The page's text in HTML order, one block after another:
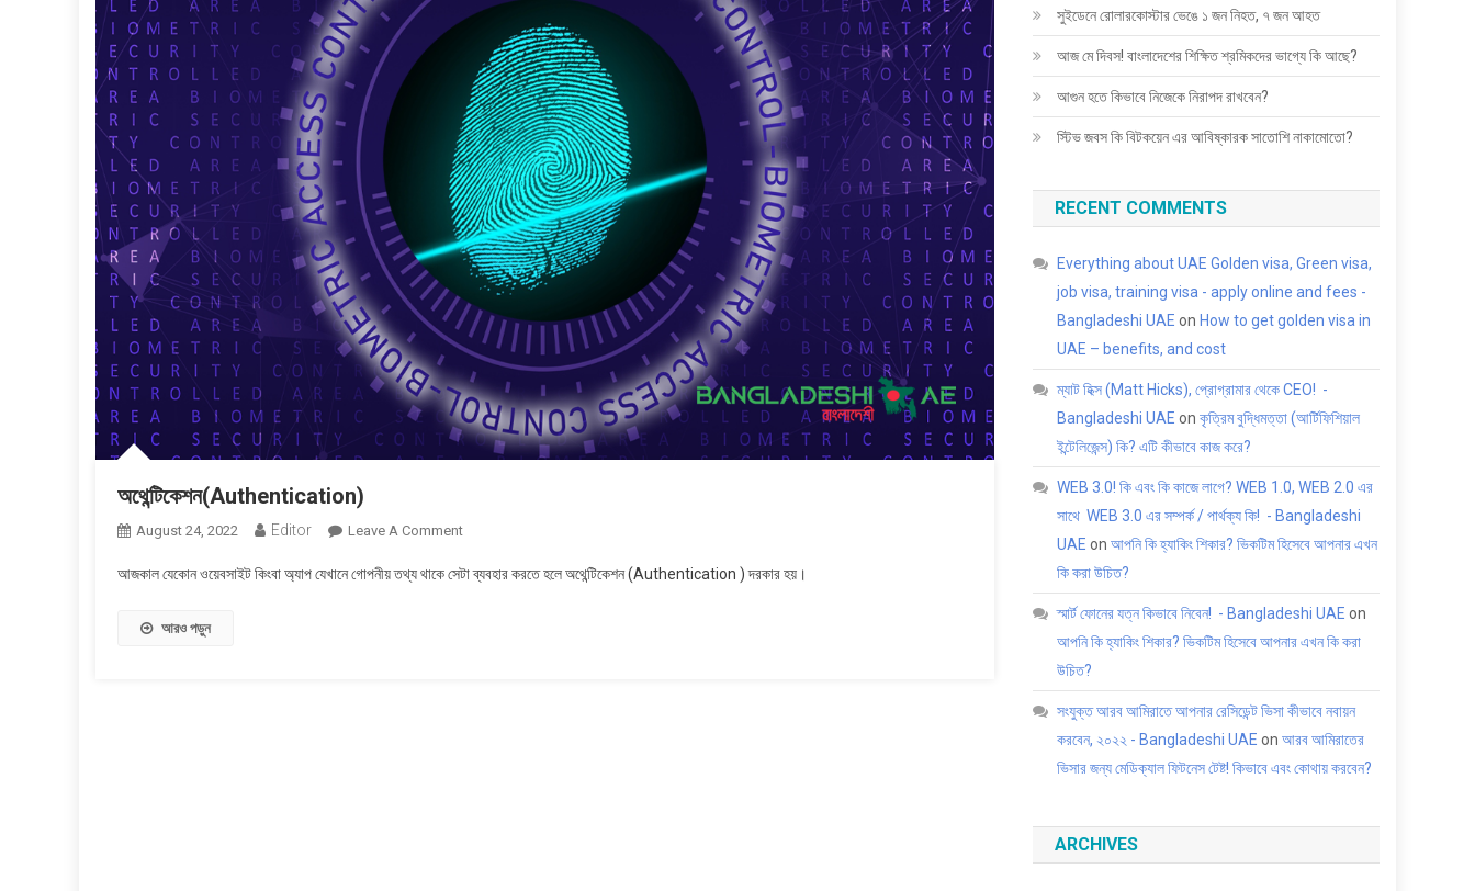
অথেন্টিকেশন(Authentication)
August 24, 2022 Editor Leave A CommentOn
আজকাল যেকোন ওয়েবসাইট কিংবা অ্যাপ যেখানে গোপনীয় তথ্য থাকে সেটা ব্যবহার করতে হলে অথেন্টিকেশন (Authentication ) দরকার হয়।
আরও পড়ুন
সুইডেনে রোলারকোস্টার ভেঙে ১ জন নিহত, ৭ জন আহত
আজ মে দিবস! বাংলাদেশের শিক্ষিত শ্রমিকদের ভাগ্যে কি আছে?
আগুন হতে কিভাবে নিজেকে নিরাপদ রাখবেন?
স্টিভ জবস কি বিটকয়েন এর আবিষ্কারক সাতোশি নাকামোতো?
RECENT COMMENTS
Everything about UAE Golden visa, Green visa,
job visa, training visa - apply online and fees -
Bangladeshi UAE on How to get golden visa in
UAE – benefits, and cost
ম্যাট হিক্স (Matt Hicks), প্রোগ্রামার থেকে CEO! -
Bangladeshi UAE onকৃত্রিম বুদ্ধিমত্তা (আর্টিফিশিয়াল
ইন্টেলিজেন্স) কি? এটি কীভাবে কাজ করে?
WEB 3.0! কি এবং কি কাজে লাগে? WEB 1.0, WEB 2.0 এর
সাথে WEB 3.0 এর সম্পর্ক / পার্থক্য কি! - Bangladeshi
UAE onআপনি কি হ্যাকিং শিকার? ভিকটিম হিসেবে আপনার এখন
কি করা উচিত?
স্মার্ট ফোনের যত্ন কিভাবে নিবেন! - Bangladeshi UAE on
আপনি কি হ্যাকিং শিকার? ভিকটিম হিসেবে আপনার এখন কি করা
উচিত?
সংযুক্ত আরব আমিরাতে আপনার রেসিডেন্ট ভিসা কীভাবে নবায়ন
করবেন, ২০২২ - Bangladeshi UAE onআরব আমিরাতের
ভিসার জন্য মেডিক্যাল ফিটনেস টেষ্ট! কিভাবে এবং কোথায় করবেন?
ARCHIVES